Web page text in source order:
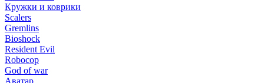
Кружки и коврики
Scalers
Gremlins
Bioshock
Resident Evil
Robocop
God of war
Аватар